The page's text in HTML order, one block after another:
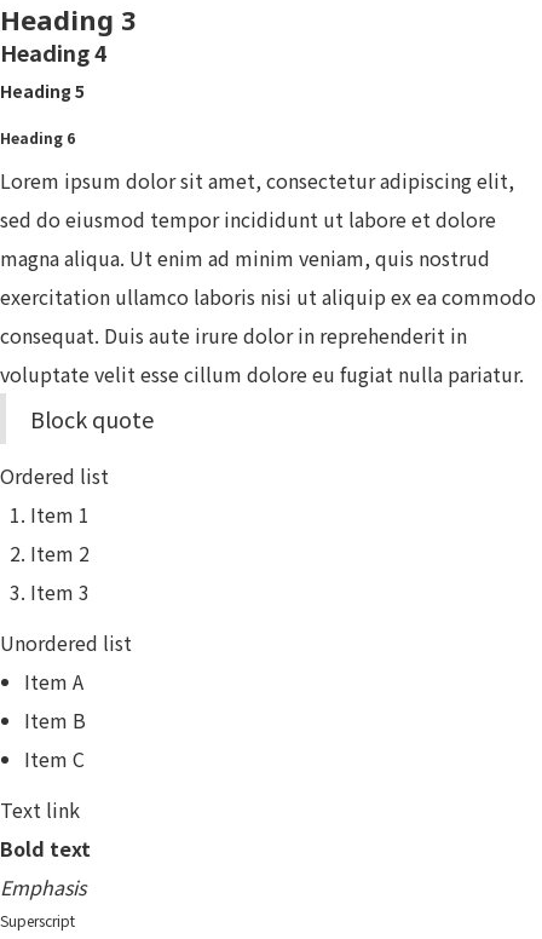
Heading 3
Heading 4
Heading 5
Heading 6
Lorem ipsum dolor sit amet, consectetur adipiscing elit,
sed do eiusmod tempor incididunt ut labore et dolore
magna aliqua. Ut enim ad minim veniam, quis nostrud
exercitation ullamco laboris nisi ut aliquip ex ea commodo
consequat. Duis aute irure dolor in reprehenderit in
voluptate velit esse cillum dolore eu fugiat nulla pariatur.
Block quote
Ordered list
Item 1
Item 2
Item 3
Unordered list
Item A
Item B
Item C
Text link
Bold text
Emphasis
Superscript